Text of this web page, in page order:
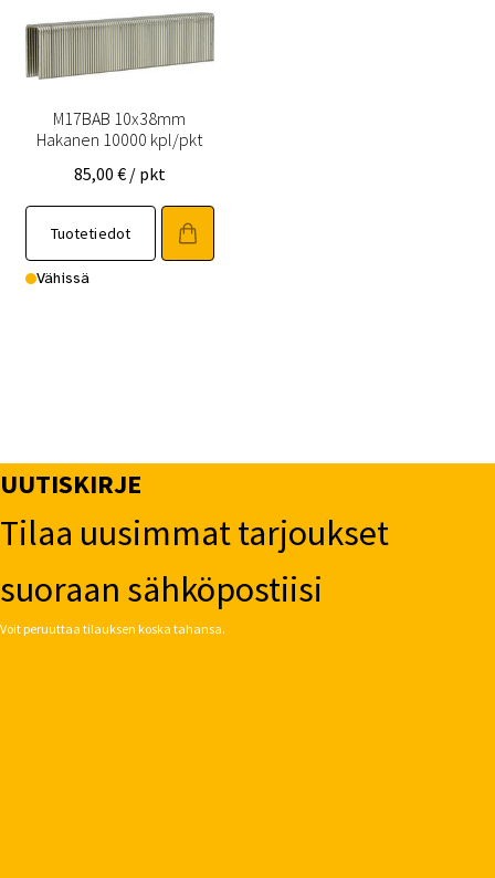
M17BAB 10x38mm
Hakanen 10000 kpl/pkt
85,00 € / pkt
Tuotetiedot
Vähissä
UUTISKIRJE
Tilaa uusimmat tarjoukset
suoraan sähköpostiisi
Voit peruuttaa tilauksen koska tahansa.